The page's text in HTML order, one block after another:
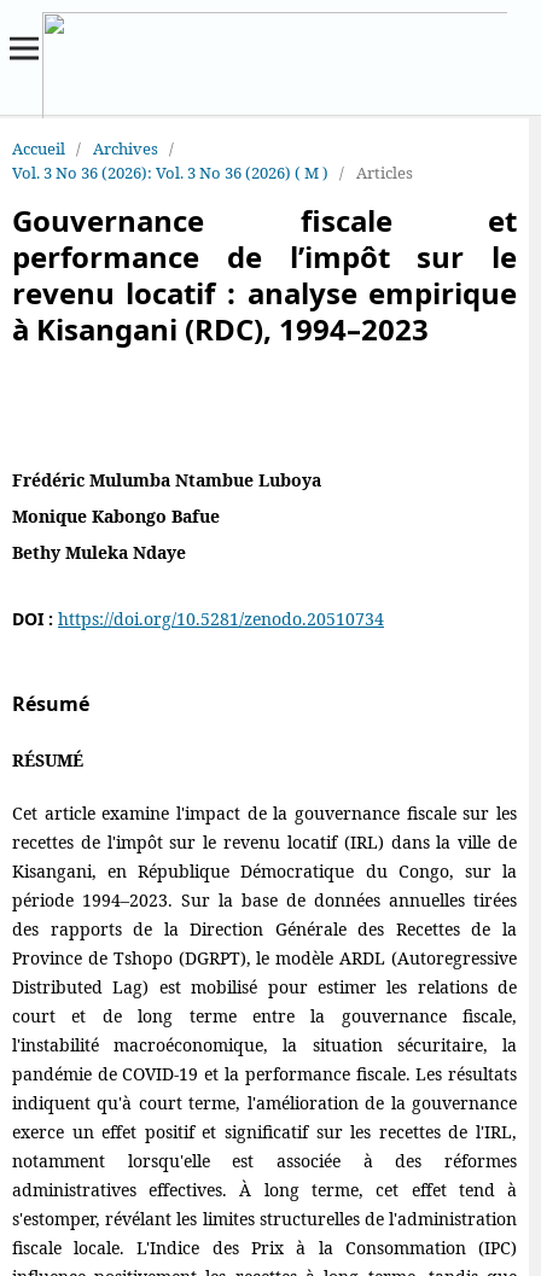
Accueil / Archives /
Vol. 3 No 36 (2026): Vol. 3 No 36 (2026) ( M ) / Articles
Gouvernance fiscale et
performance de l’impôt sur le
revenu locatif : analyse empirique
à Kisangani (RDC), 1994–2023
Frédéric Mulumba Ntambue Luboya
Monique Kabongo Bafue
Bethy Muleka Ndaye
DOI : https://doi.org/10.5281/zenodo.20510734
Résumé
RÉSUMÉ
Cet article examine l'impact de la gouvernance fiscale sur les
recettes de l'impôt sur le revenu locatif (IRL) dans la ville de
Kisangani, en République Démocratique du Congo, sur la
période 1994–2023. Sur la base de données annuelles tirées
des rapports de la Direction Générale des Recettes de la
Province de Tshopo (DGRPT), le modèle ARDL (Autoregressive
Distributed Lag) est mobilisé pour estimer les relations de
court et de long terme entre la gouvernance fiscale,
l'instabilité macroéconomique, la situation sécuritaire, la
pandémie de COVID-19 et la performance fiscale. Les résultats
indiquent qu'à court terme, l'amélioration de la gouvernance
exerce un effet positif et significatif sur les recettes de l'IRL,
notamment lorsqu'elle est associée à des réformes
administratives effectives. À long terme, cet effet tend à
s'estomper, révélant les limites structurelles de l'administration
fiscale locale. L'Indice des Prix à la Consommation (IPC)